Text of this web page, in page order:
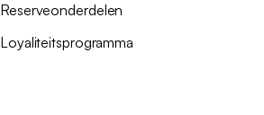
Reserveonderdelen
Loyaliteitsprogramma